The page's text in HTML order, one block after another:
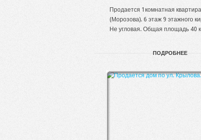
Продается 1комнатная
(Морозова). 6 этаж 9 этажного
Не угловая. Общая площадь 40
ПОДРОБНЕЕ